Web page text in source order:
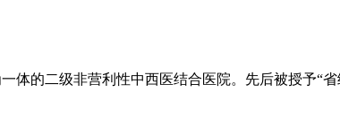
体的二级非营利性中西医结合医院。先后被授予“